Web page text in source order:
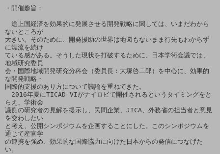
・開催趣旨：
途上国経済を効果的に発展させる開発戦略に関しては、いまだわから
ないところが
大きい。そのために、開発援助の世界は地図もないまま行先もわからず
に漂流を続け
ている感がある。そうした現状を打破するために、日本学術会議では、
地域研究委員
会・国際地域開発研究分科会（委員長：大塚啓二郎）を中心に、効果的
な開発戦略・
国際的支援のあり方について議論を重ねてきた。
2016年夏にTICAD VIがナイロビで開催されるというタイミングをと
らえ、学術会
議側の研究者の見解を提示し、民間企業、JICA、外務省の担当者と意見
を交わしたい
と考え、公開シンポジウムを企画することにした。このシンポジウムを
通じて産官学
の連携を強め、効果的な国際協力に向けた日本からの発信につなげた
い。